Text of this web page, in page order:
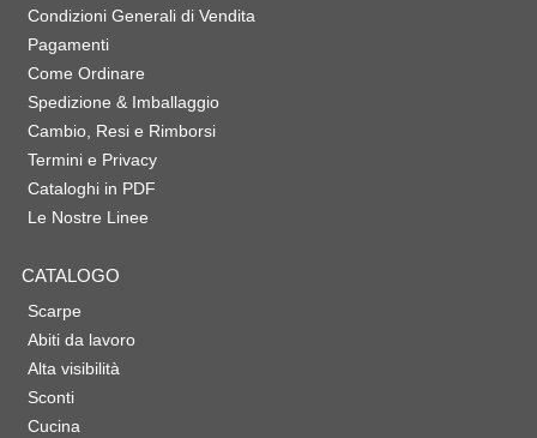
Condizioni Generali di Vendita
Pagamenti
Come Ordinare
Spedizione & Imballaggio
Cambio, Resi e Rimborsi
Termini e Privacy
Cataloghi in PDF
Le Nostre Linee
CATALOGO
Scarpe
Abiti da lavoro
Alta visibilità
Sconti
Cucina